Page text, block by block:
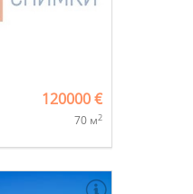
120000 €
70 м2